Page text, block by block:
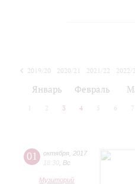
2019/20 2020/21 2021/22 2022/
Январь Февраль
2 3 4 5 6 7
01 октября 2017
18:30 Вс
Музиторий